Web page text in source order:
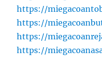
https://
https://
https://
https://